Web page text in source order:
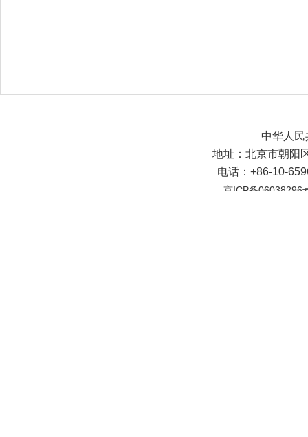
中华人
地址：北京市朝阳
电话：+86-10-
京ICP备06038296